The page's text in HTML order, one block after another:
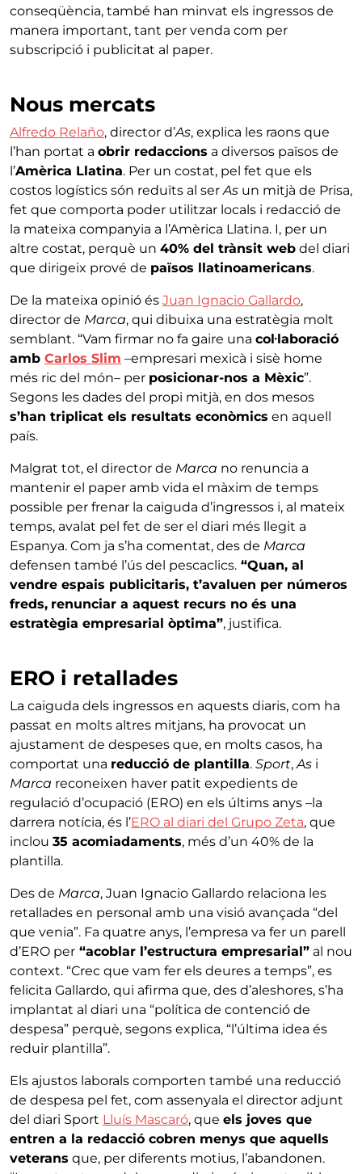
conseqüència, també han minvat els ingressos de
manera important, tant per venda com per
subscripció i publicitat al paper.
Nous mercats
Alfredo Relaño, director d’As, explica les raons que
l’han portat a obrir redaccions a diversos països de
l’Amèrica Llatina. Per un costat, pel fet que els
costos logístics són reduïts al ser As un mitjà de Prisa,
fet que comporta poder utilitzar locals i redacció de
la mateixa companyia a l’Amèrica Llatina. I, per un
altre costat, perquè un 40% del trànsit web del diari
que dirigeix prové de països llatinoamericans.
De la mateixa opinió és Juan Ignacio Gallardo,
director de Marca, qui dibuixa una estratègia molt
semblant. “Vam firmar no fa gaire una col·laboració
amb Carlos Slim –empresari mexicà i sisè home
més ric del món– per posicionar-nos a Mèxic”.
Segons les dades del propi mitjà, en dos mesos
s’han triplicat els resultats econòmics en aquell
país.
Malgrat tot, el director de Marca no renuncia a
mantenir el paper amb vida el màxim de temps
possible per frenar la caiguda d’ingressos i, al mateix
temps, avalat pel fet de ser el diari més llegit a
Espanya. Com ja s’ha comentat, des de Marca
defensen també l’ús del pescaclics. “Quan, al
vendre espais publicitaris, t’avaluen per números
freds, renunciar a aquest recurs no és una
estratègia empresarial òptima”, justifica.
ERO i retallades
La caiguda dels ingressos en aquests diaris, com ha
passat en molts altres mitjans, ha provocat un
ajustament de despeses que, en molts casos, ha
comportat una reducció de plantilla. Sport, As i
Marca reconeixen haver patit expedients de
regulació d’ocupació (ERO) en els últims anys –la
darrera notícia, és l’ERO al diari del Grupo Zeta, que
inclou 35 acomiadaments, més d’un 40% de la
plantilla.
Des de Marca, Juan Ignacio Gallardo relaciona les
retallades en personal amb una visió avançada “del
que venia”. Fa quatre anys, l’empresa va fer un parell
d’ERO per “acoblar l’estructura empresarial” al nou
context. “Crec que vam fer els deures a temps”, es
felicita Gallardo, qui afirma que, des d’aleshores, s’ha
implantat al diari una “política de contenció de
despesa” perquè, segons explica, “l’última idea és
reduir plantilla”.
Els ajustos laborals comporten també una reducció
de despesa pel fet, com assenyala el director adjunt
del diari Sport Lluís Mascaró, que els joves que
entren a la redacció cobren menys que aquells
veterans que, per diferents motius, l’abandonen.